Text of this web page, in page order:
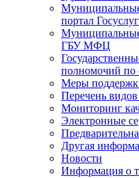
Муниципальные
портал Госуслуг
Муниципальные
ГБУ МФЦ
полномочий по
Меры
Перечень
Мониторинг
Электронные
Другая
Новости
Информация о